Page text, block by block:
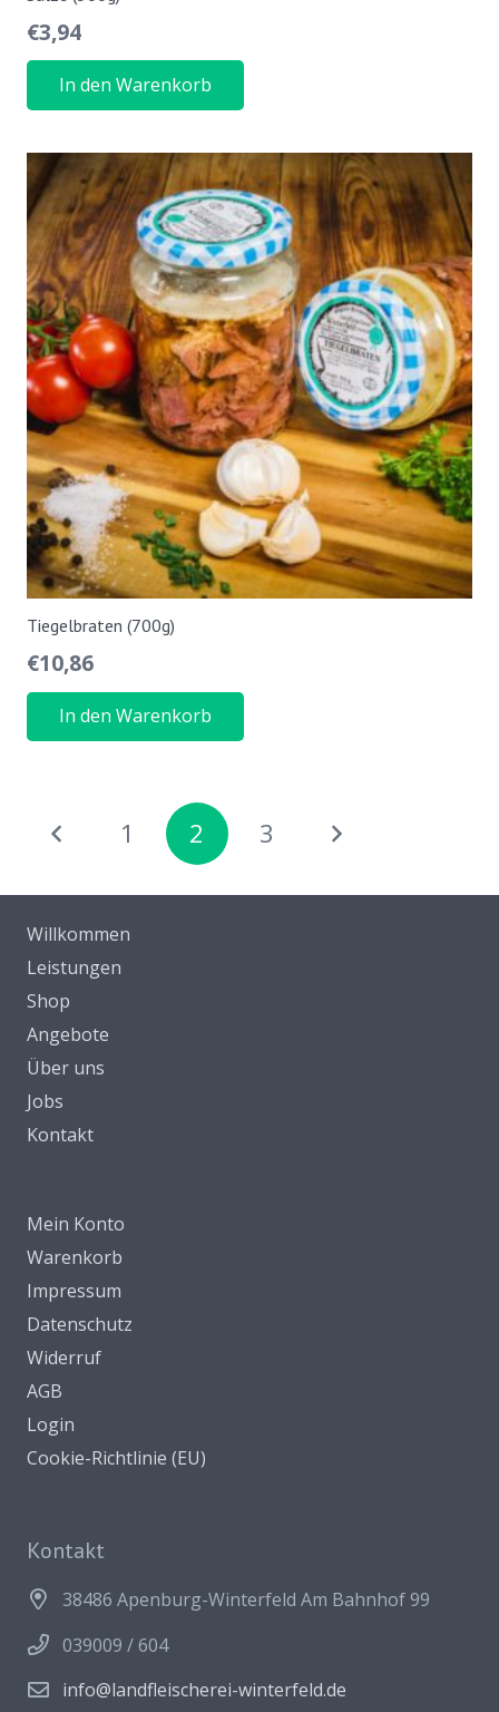
€3,94
In den Warenkorb
Tiegelbraten (700g)
€10,86
In den Warenkorb
Seitennummerierung
Beiträge
1 2 3
Willkommen
Leistungen
Shop
Angebote
Über uns
Jobs
Kontakt
Mein Konto
Warenkorb
Impressum
Datenschutz
Widerruf
AGB
Login
Cookie-Richtlinie (EU)
Kontakt
38486 Apenburg-Winterfeld Am Bahnhof 99
039009 / 604
info@landfleischerei-winterfeld.de